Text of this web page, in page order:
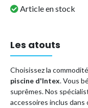
Article en stock
Les atouts
Choisissez la
piscine d'Intex. Vous
suprêmes. Nos
accessoires inclus